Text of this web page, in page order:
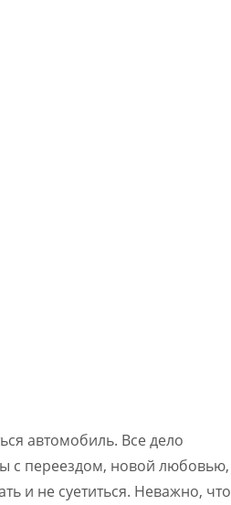
автомобиль. Все дело
с переездом, новой любовью,
и не суетиться. Неважно, что